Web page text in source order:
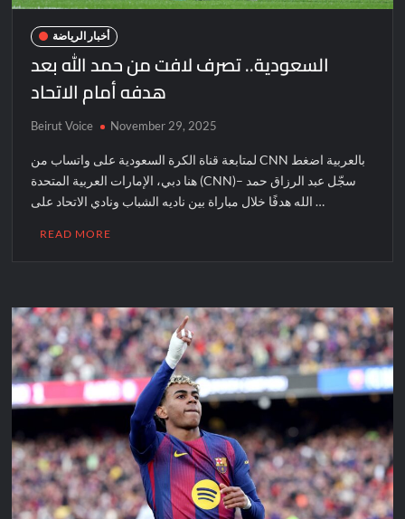
أخبار الرياضة
السعودية.. تصرف لافت من حمد الله بعد
هدفه أمام الاتحاد
Beirut Voice November 29, 2025
لمتابعة قناة الكرة السعودية على واتساب من CNN بالعربية اضغط
هنا دبي، الإمارات العربية المتحدة (CNN)– سجّل عبد الرزاق حمد
الله هدفًا خلال مباراة بين ناديه الشباب ونادي الاتحاد على …
READ MORE